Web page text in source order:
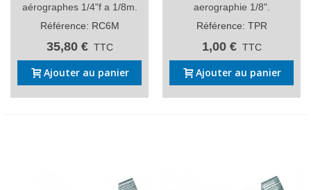
aérographes 1/4"f a 1/8m.
Référence: RC6M
35,80 € TTC
Ajouter au panier
aerographie 1/8".
Référence: TPR
1,00 € TTC
Ajouter au panier